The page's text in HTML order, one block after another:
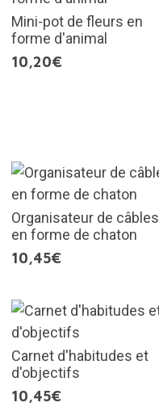
Mini-pot de fleurs en
forme d'animal
10,20€
Organisateur de câbles
en forme de chaton
10,45€
Carnet d'habitudes et
d'objectifs
10,45€